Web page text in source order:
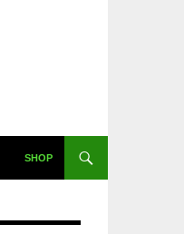
SHOP